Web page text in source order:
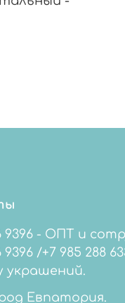
9396 - ОПТ и
/+7 985 288 6338 - любые
украшений.
Евпатория.